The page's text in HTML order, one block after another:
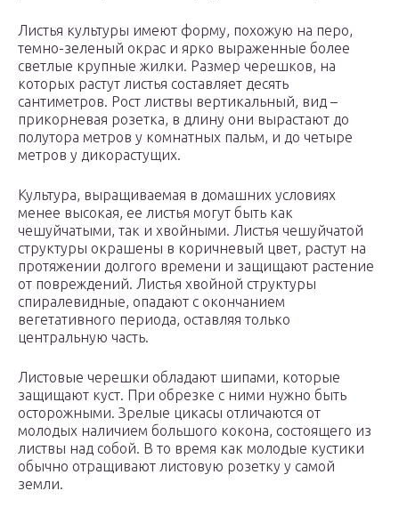
Листья культуры имеют форму, похожую на перо,
темно-зеленый окрас и ярко выраженные более
светлые крупные жилки. Размер черешков, на
которых растут листья составляет десять
сантиметров. Рост листвы вертикальный, вид –
прикорневая розетка, в длину они вырастают до
полутора метров у комнатных пальм, и до четыре
метров у дикорастущих.
Культура, выращиваемая в домашних условиях
менее высокая, ее листья могут быть как
чешуйчатыми, так и хвойными. Листья чешуйчатой
структуры окрашены в коричневый цвет, растут на
протяжении долгого времени и защищают растение
от повреждений. Листья хвойной структуры
спиралевидные, опадают с окончанием
вегетативного периода, оставляя только
центральную часть.
Листовые черешки обладают шипами, которые
защищают куст. При обрезке с ними нужно быть
осторожными. Зрелые цикасы отличаются от
молодых наличием большого кокона, состоящего из
листвы над собой. В то время как молодые кустики
обычно отращивают листовую розетку у самой
земли.